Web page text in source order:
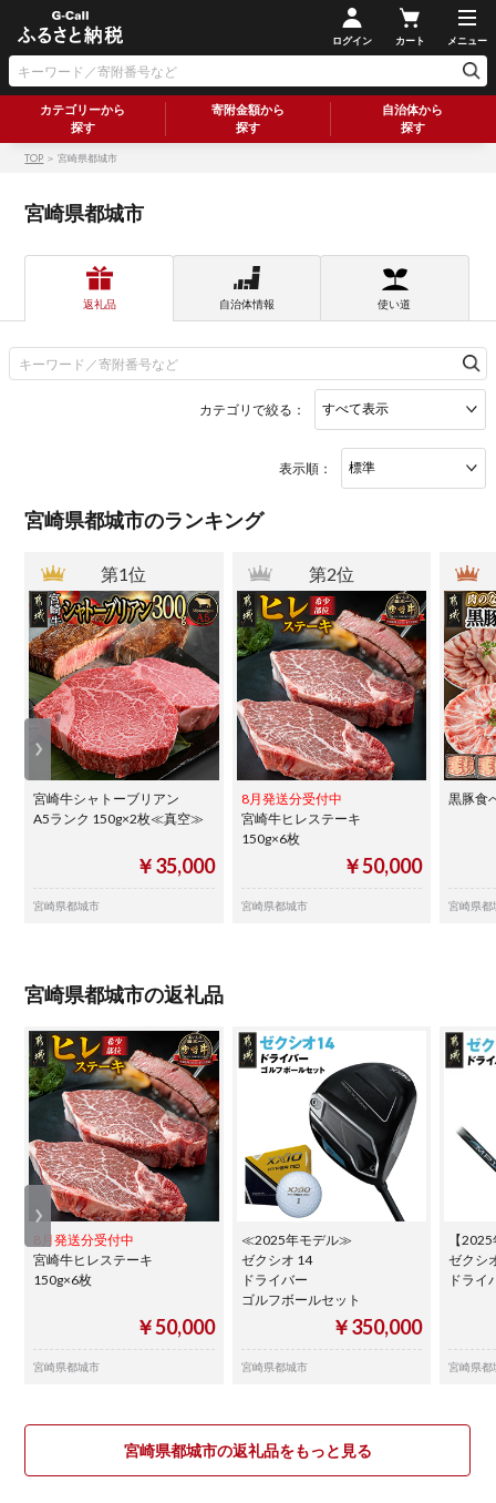
ログイン カート メニュー
カテゴリーから
探す
寄附金額から
探す
自治体から
探す
TOP ＞ 宮崎県都城市
宮崎県都城市
返礼品 自治体情報 使い道
カテゴリで絞る：
表示順：
宮崎県都城市のランキング
第1位
宮崎牛シャトーブリアン
A5ランク 150g×2枚≪真空≫
￥35,000
宮崎県都城市
第2位
8月発送分受付中
宮崎牛ヒレステーキ
150g×6枚
￥50,000
宮崎県都城市
黒豚食
宮崎県都
宮崎県都城市の返礼品
8月発送分受付中
宮崎牛ヒレステーキ
150g×6枚
￥50,000
宮崎県都城市
≪2025年モデル≫
ゼクシオ 14
ドライバー
ゴルフボールセット
￥350,000
宮崎県都城市
【
ゼクシ
ドライ
宮崎県都
宮崎県都城市の返礼品をもっと見る